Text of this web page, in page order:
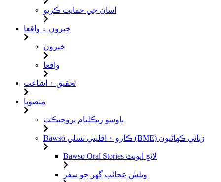
اسان جي حمايت ڪريو
خبرون ۽ واقعا
خبرون
واقعا
تحقيق ۽ اشاعت
منصوبا
باوسو ريڪليام پروجيڪٽ
Bawso ڪارو ۽ اقليتي نسلي (BME) زباني ڪهاڻيون
Bawso Oral Stories لانچ ايونٽ